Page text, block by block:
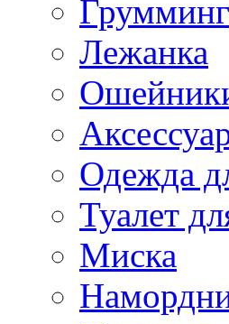
Грумминг
Лежанка
Одежда
Туалет
Миска